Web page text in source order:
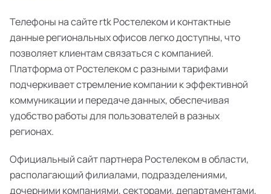
Телефоны на сайте rtk Ростелеком и контактные
данные региональных офисов легко доступны, что
позволяет клиентам связаться с компанией.
Платформа от Ростелеком с разными тарифами
подчеркивает стремление компании к эффективной
коммуникации и передаче данных, обеспечивая
удобство работы для пользователей в разных
регионах.
Официальный сайт партнера Ростелеком в области,
располагающий филиалами, подразделениями,
дочерними компаниями, секторами, департаментами,